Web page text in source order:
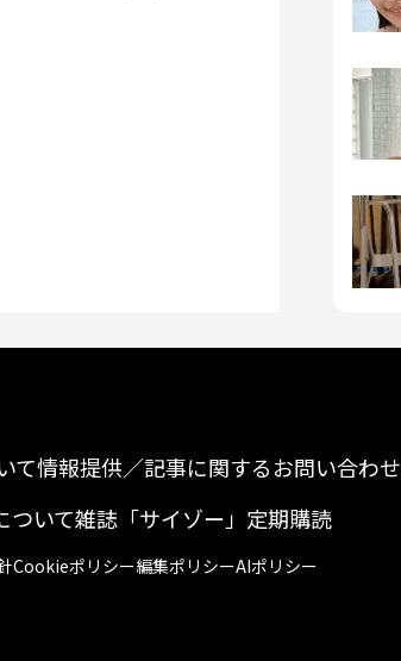
て情報提供／記事に関するお問い合わせ
ついて雑誌「サイゾー」定期購読
Cookieポリシー編集ポリシーAIポリシー